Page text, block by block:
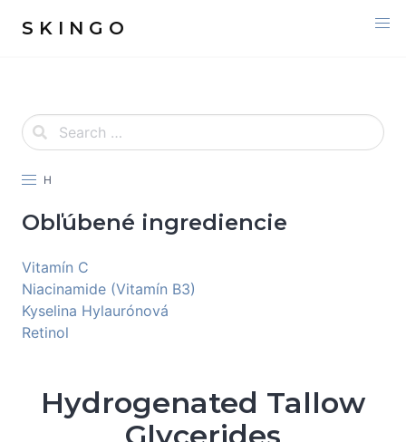
S K I N G O
H
Obľúbené ingrediencie
Vitamín C
Niacinamide (Vitamín B3)
Kyselina Hylaurónová
Retinol
Hydrogenated Tallow